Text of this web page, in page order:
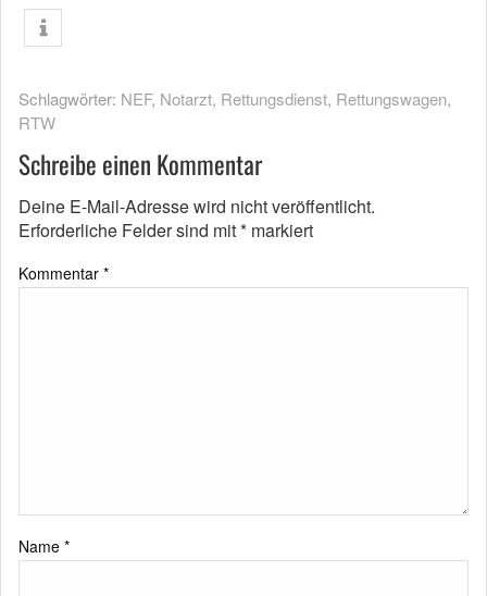
Schlagwörter: NEF, Notarzt, Rettungsdienst, Rettungswagen,
RTW
Schreibe einen Kommentar
Deine E-Mail-Adresse wird nicht veröffentlicht.
Erforderliche Felder sind mit* markiert
Kommentar *
Name *